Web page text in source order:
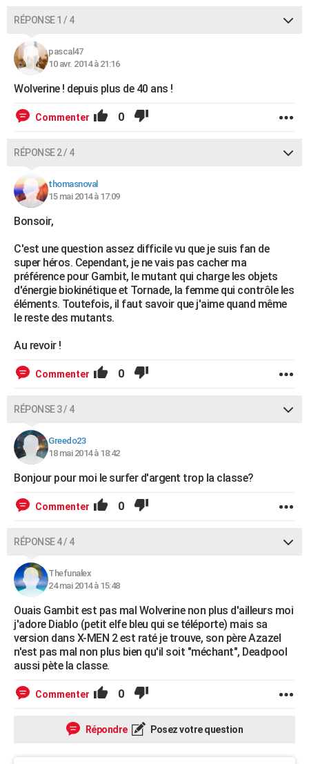
S'inscrire
Se connecter
Lycées
Collèges
Primaires
Universités
Entreprises
Service militaire
Avis de recherche
AVIS DE DÉCÈS
FORUM
Bricolage
Lifestyle
Culture
Sport
Auto
Television
Voyage
Cinema
RÉPONSE 1 / 4
pascal47
10 avr. 2014 à 21:16
Wolverine ! depuis plus de 40 ans !
Commenter 0
RÉPONSE 2 / 4
thomasnoval
15 mai 2014 à 17:09
Bonsoir,
C'est une question assez difficile vu que je suis fan de
super héros. Cependant, je ne vais pas cacher ma
préférence pour Gambit, le mutant qui charge les objets
d'énergie biokinétique et Tornade, la femme qui contrôle les
éléments. Toutefois, il faut savoir que j'aime quand même
le reste des mutants.
Au revoir !
Commenter 0
RÉPONSE 3 / 4
Greedo23
18 mai 2014 à 18:42
Bonjour pour moi le surfer d'argent trop la classe?
Commenter 0
RÉPONSE 4 / 4
Thefunalex
24 mai 2014 à 15:48
Ouais Gambit est pas mal Wolverine non plus d'ailleurs moi
j'adore Diablo (petit elfe bleu qui se téléporte) mais sa
version dans X-MEN 2 est raté je trouve, son père Azazel
n'est pas mal non plus bien qu'il soit "méchant", Deadpool
aussi pète la classe.
Commenter 0
Répondre Posez votre question